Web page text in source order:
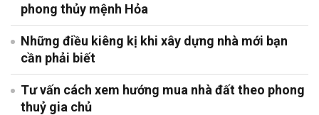
phong thủy mệnh Hỏa
Những điều kiêng kị khi xây dựng nhà mới bạn
cần phải biết
Tư vấn cách xem hướng mua nhà đất theo phong
thuỷ gia chủ